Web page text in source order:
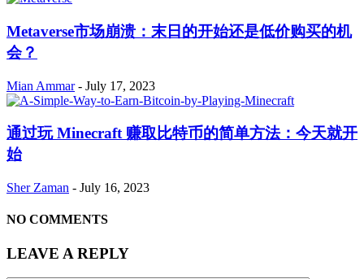
Metaverse市场崩溃：末日的开始还是低价购买的机
会？
Mian Ammar - July 17, 2023
通过玩 Minecraft 赚取比特币的简单方法：今天就开
始
Sher Zaman - July 16, 2023
NO COMMENTS
LEAVE A REPLY